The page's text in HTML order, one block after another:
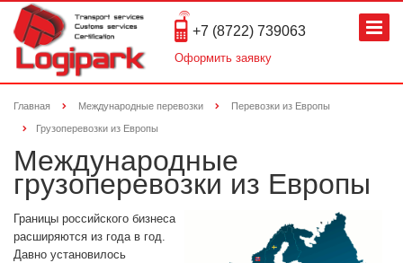
+7 (8722) 739063
Оформить заявку
Главная Международные перевозки Перевозки из Европы
Грузоперевозки из Европы
Международные
грузоперевозки из Европы
Границы российского бизнеса
расширяются из года в год.
Давно установилось